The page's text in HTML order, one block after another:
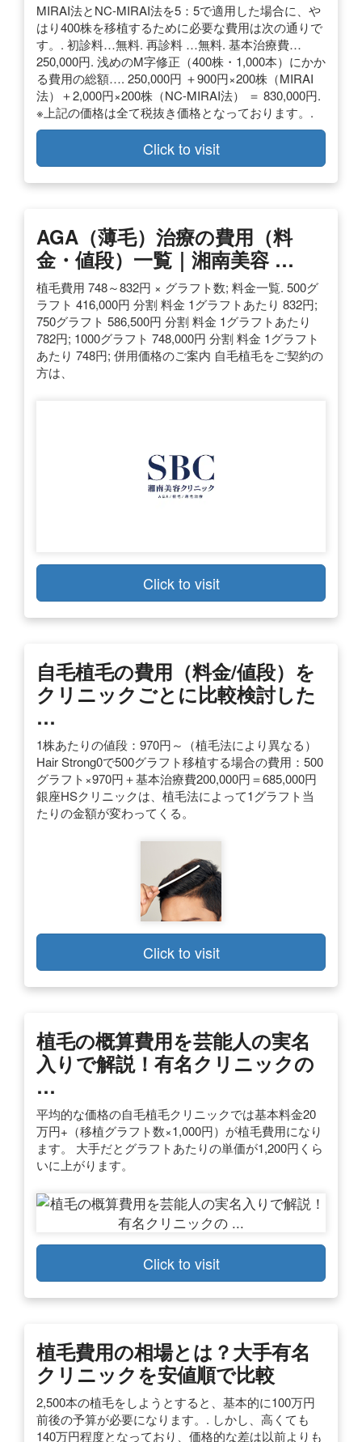
MIRAI法とNC-MIRAI法を5：5で適用した場合に、や
はり400株を移植するために必要な費用は次の通りで
す。. 初診料…無料. 再診料 …無料. 基本治療費…
250,000円. 浅めのM字修正（400株・1,000本）にかか
る費用の総額…. 250,000円 ＋900円×200株（MIRAI
法）＋2,000円×200株（NC-MIRAI法） ＝ 830,000円.
※上記の価格は全て税抜き価格となっております。.
Click to visit
AGA（薄毛）治療の費用（料
金・値段）一覧｜湘南美容 …
植毛費用 748～832円 × グラフト数; 料金一覧. 500グ
ラフト 416,000円 分割 料金 1グラフトあたり 832円;
750グラフト 586,500円 分割 料金 1グラフトあたり
782円; 1000グラフト 748,000円 分割 料金 1グラフト
あたり 748円; 併用価格のご案内 自毛植毛をご契約の
方は、
Click to visit
自毛植毛の費用（料金/値段）を
クリニックごとに比較検討した
…
1株あたりの値段：970円～（植毛法により異なる）
Hair Strong0で500グラフト移植する場合の費用：500
グラフト×970円＋基本治療費200,000円＝685,000円
銀座HSクリニックは、植毛法によって1グラフト当
たりの金額が変わってくる。
Click to visit
植毛の概算費用を芸能人の実名
入りで解説！有名クリニックの
…
平均的な価格の自毛植毛クリニックでは基本料金20
万円+（移植グラフト数×1,000円）が植毛費用になり
ます。 大手だとグラフトあたりの単価が1,200円くら
いに上がります。
Click to visit
植毛費用の相場とは？大手有名
クリニックを安値順で比較
2,500本の植毛をしようとすると、基本的に100万円
前後の予算が必要になります。. しかし、高くても
140万円程度となっており、価格的な差は以前よりも